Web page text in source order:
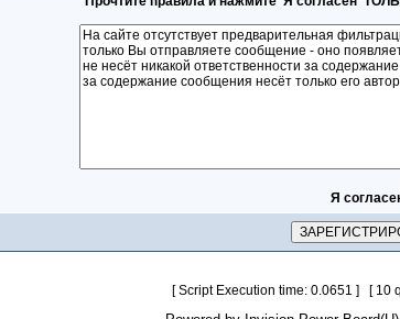
Я
[ Script Execution time: 0.0651 ] [ 10